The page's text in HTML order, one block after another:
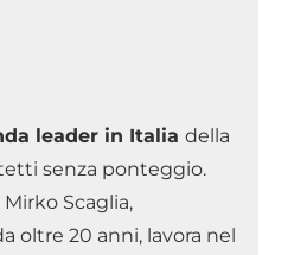
leader in Italia della
senza ponteggio.
Scaglia,
oltre 20 anni, lavora nel